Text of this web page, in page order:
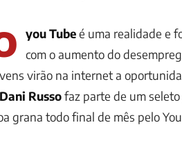
you Tubeé uma realidade e
com o aumento do
virão na internet a
Dani Russofaz parte de um
grana todo final de mês pelo